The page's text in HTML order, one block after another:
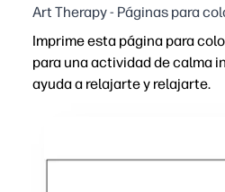
Art Therapy - Páginas para
Imprime esta página para
para una actividad de calma
ayuda a relajarte y relajarte.
Cero preparación: solo
Los atractivos detalles